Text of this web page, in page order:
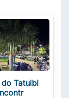
Tatuibi